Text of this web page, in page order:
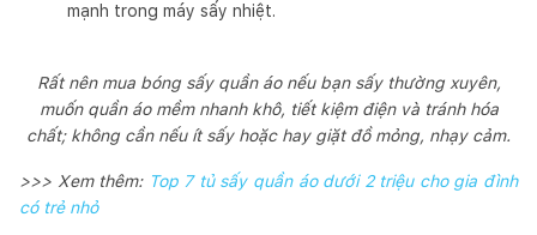
mạnh trong máy sấy nhiệt.
Rất nên mua bóng sấy quần áo nếu bạn sấy thường xuyên,
muốn quần áo mềm nhanh khô, tiết kiệm điện và tránh hóa
chất; không cần nếu ít sấy hoặc hay giặt đồ mỏng, nhạy cảm.
>>> Xem thêm: Top 7 tủ sấy quần áo dưới 2 triệu cho gia đình
có trẻ nhỏ